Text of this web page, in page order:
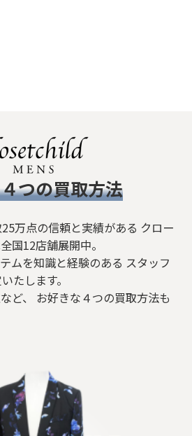
つの買取方法
万点の信頼と実績がある クロー
国12店舗展開中。
ムを知識と経験のある スタッフ
たします。
ど、 お好きな４つの買取方法も